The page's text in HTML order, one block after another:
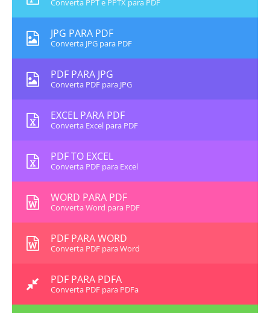
Converta PPT e PPTX para PDF
JPG PARA PDF
Converta JPG para PDF
PDF PARA JPG
Converta PDF para JPG
EXCEL PARA PDF
Converta Excel para PDF
PDF TO EXCEL
Converta PDF para Excel
WORD PARA PDF
Converta Word para PDF
PDF PARA WORD
Converta PDF para Word
PDF PARA PDFA
Converta PDF para PDFa